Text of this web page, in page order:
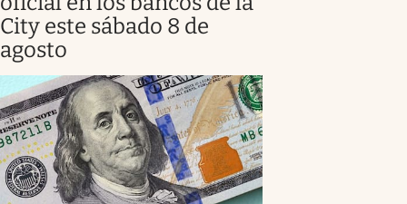
City este sábado 8 de
agosto